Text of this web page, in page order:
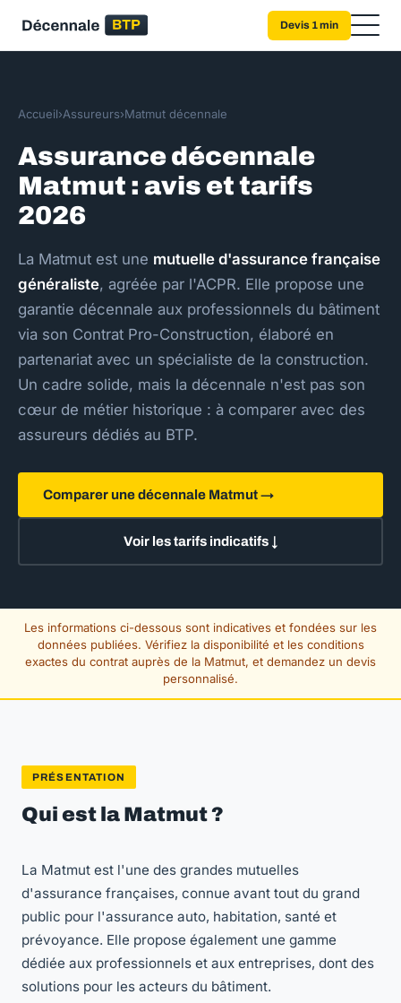
Devis 1 min
Accueil›Assureurs›Matmut décennale
Assurance décennale
Matmut : avis et tarifs
2026
La Matmut est une mutuelle d'assurance française
généraliste, agréée par l'ACPR. Elle propose une
garantie décennale aux professionnels du bâtiment
via son Contrat Pro-Construction, élaboré en
partenariat avec un spécialiste de la construction.
Un cadre solide, mais la décennale n'est pas son
cœur de métier historique : à comparer avec des
assureurs dédiés au BTP.
Comparer une décennale Matmut →
Voir les tarifs indicatifs ↓
Les informations ci-dessous sont indicatives et fondées sur les
données publiées. Vérifiez la disponibilité et les conditions
exactes du contrat auprès de la Matmut, et demandez un devis
personnalisé.
PRÉSENTATION
Qui est la Matmut ?
La Matmut est l'une des grandes mutuelles
d'assurance françaises, connue avant tout du grand
public pour l'assurance auto, habitation, santé et
prévoyance. Elle propose également une gamme
dédiée aux professionnels et aux entreprises, dont des
solutions pour les acteurs du bâtiment.